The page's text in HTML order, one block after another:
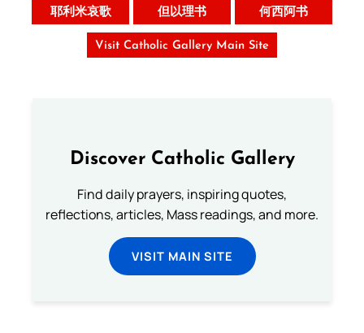
耶利米哀歌 但以理书 何西阿书
Visit Catholic Gallery Main Site
Discover Catholic Gallery
Find daily prayers, inspiring quotes,
reflections, articles, Mass readings, and more.
VISIT MAIN SITE